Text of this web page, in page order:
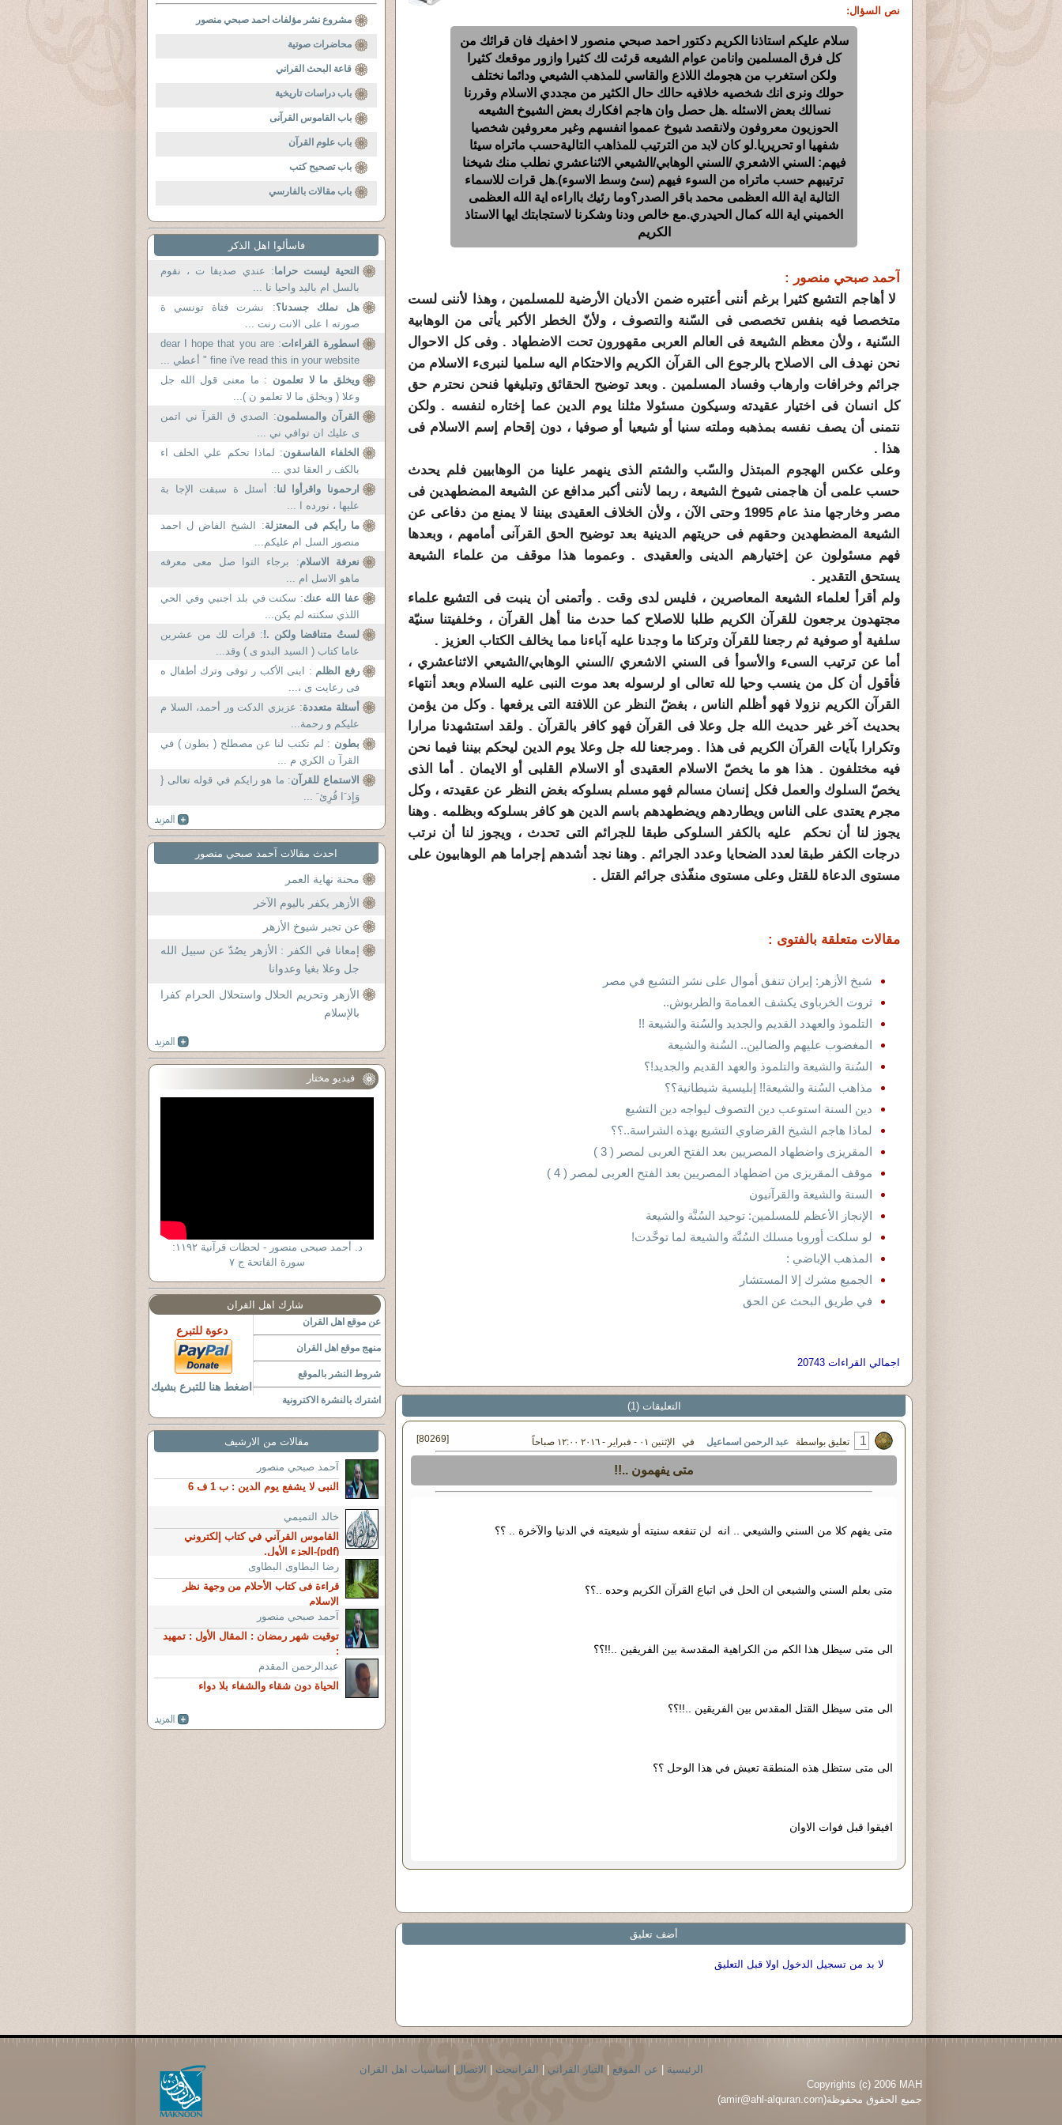
نص السؤال:
سلام عليكم استاذنا الكريم دكتور احمد صبحي منصور لا اخفيك فان قرائك من
كل فرق المسلمين وانامن عوام الشيعه قرئت لك كثيرا وازور موقعك كثيرا
ولكن استغرب من هجومك اللاذع والقاسي للمذهب الشيعي ودائما نختلف
حولك ونرى انك شخصيه خلافيه حالك حال الكثير من مجددي الاسلام وقررنا
نسالك بعض الاسئله .هل حصل وان هاجم افكارك بعض الشيوخ الشيعه
الحوزيون معروفون ولانقصد شيوخ عمموا انفسهم وغير معروفين شخصيا
شفهيا او تحريريا.لو كان لابد من الترتيب للمذاهب التاليةحسب ماتراه سيئا
فيهم: السني الاشعري /السني الوهابي/الشيعي الاثناعشري نطلب منك شيخنا
ترتيبهم حسب ماتراه من السوء فيهم (سئ وسط الاسوء).هل قرات للاسماء
التالية اية الله العظمى محمد باقر الصدر؟وما رئيك بااراءه اية الله العظمى
الخميني اية الله كمال الحيدري.مع خالص ودنا وشكرنا لاستجابتك ايها الاستاذ
الكريم
آحمد صبحي منصور :
لا أهاجم التشيع كثيرا برغم أننى أعتبره ضمن الأديان الأرضية للمسلمين ، وهذا لأننى لست
متخصصا فيه بنفس تخصصى فى السّنة والتصوف ، ولأنّ الخطر الأكبر يأتى من الوهابية
السّنية ، ولأن معظم الشيعة فى العالم العربى مقهورون تحت الاضطهاد . وفى كل الاحوال
نحن نهدف الى الاصلاح بالرجوع الى القرآن الكريم والاحتكام اليه سلميا لنبرىء الاسلام من
جرائم وخرافات وارهاب وفساد المسلمين . وبعد توضيح الحقائق وتبليغها فنحن نحترم حق
كل انسان فى اختيار عقيدته وسيكون مسئولا مثلنا يوم الدين عما إختاره لنفسه . ولكن
نتمنى أن يصف نفسه بمذهبه وملته سنيا أو شيعيا أو صوفيا ، دون إقحام إسم الاسلام فى
هذا .
وعلى عكس الهجوم المبتذل والسّب والشتم الذى ينهمر علينا من الوهابيين فلم يحدث
حسب علمى أن هاجمنى شيوخ الشيعة ، ربما لأننى أكبر مدافع عن الشيعة المضطهدين فى
مصر وخارجها منذ عام 1995 وحتى الآن ، ولأن الخلاف العقيدى بيننا لا يمنع من دفاعى عن
الشيعة المضطهدين وحقهم فى حريتهم الدينية بعد توضيح الحق القرآنى أمامهم ، وبعدها
فهم مسئولون عن إختيارهم الدينى والعقيدى . وعموما هذا موقف من علماء الشيعة
يستحق التقدير .
ولم أقرأ لعلماء الشيعة المعاصرين ، فليس لدى وقت . وأتمنى أن ينبت فى التشيع علماء
مجتهدون يرجعون للقرآن الكريم طلبا للاصلاح كما حدث منا أهل القرآن ، وخلفيتنا سنيّة
سلفية أو صوفية ثم رجعنا للقرآن وتركنا ما وجدنا عليه آباءنا مما يخالف الكتاب العزيز .
أما عن ترتيب السىء والأسوأ فى السني الاشعري /السني الوهابي/الشيعي الاثناعشري ،
فأقول أن كل من ينسب وحيا لله تعالى او لرسوله بعد موت النبى عليه السلام وبعد أنتهاء
القرآن الكريم نزولا فهو أظلم الناس ، بغضّ النظر عن اللافتة التى يرفعها . وكل من يؤمن
بحديث آخر غير حديث الله جل وعلا فى القرآن فهو كافر بالقرآن . ولقد استشهدنا مرارا
وتكرارا بآيات القرآن الكريم فى هذا . ومرجعنا لله جل وعلا يوم الدين ليحكم بيننا فيما نحن
فيه مختلفون . هذا هو ما يخصّ الاسلام العقيدى أو الاسلام القلبى أو الايمان . أما الذى
يخصّ السلوك والعمل فكل إنسان مسالم فهو مسلم بسلوكه بغض النظر عن عقيدته ، وكل
مجرم يعتدى على الناس ويطاردهم ويضطهدهم باسم الدين هو كافر بسلوكه وبظلمه . وهنا
يجوز لنا أن نحكم عليه بالكفر السلوكى طبقا للجرائم التى تحدث ، ويجوز لنا أن نرتب
درجات الكفر طبقا لعدد الضحايا وعدد الجرائم . وهنا نجد أشدهم إجراما هم الوهابيون على
مستوى الدعاة للقتل وعلى مستوى منفّذى جرائم القتل .
مقالات متعلقة بالفتوى :
شيخ الأزهر: إيران تنفق أموال على نشر التشيع في مصر
ثروت الخرباوى يكشف العمامة والطربوش..
التلموذ والعهدد القديم والجديد والسُنة والشيعة !!
المغضوب عليهم والضالين.. السُنة والشيعة
السُنة والشيعة والتلموذ والعهد القديم والجديد!؟
مذاهب السُنة والشيعة!! إبليسية شيطانية؟؟
دين السنة استوعب دين التصوف ليواجه دين التشيع
لماذا هاجم الشيخ القرضاوي التشيع بهذه الشراسة..؟؟
المقريزى واضطهاد المصريين بعد الفتح العربى لمصر ( 3 )
موقف المقريزى من اضطهاد المصريين بعد الفتح العربى لمصر ( 4 )
السنة والشيعة والقرآنيون
الإنجاز الأعظم للمسلمين: توحيد السُنَّة والشيعة
لو سلكت أوروبا مسلك السُنَّة والشيعة لما توحَّدت!
المذهب الإباضي :
الجميع مشرك إلا المستشار
في طريق البحث عن الحق
اجمالي القراءات 20743
التعليقات (1)
1 تعليق بواسطة عبد الرحمن اسماعيل في الإثنين ٠١ - فبراير - ٢٠١٦ ١٢:٠٠ صباحاً [80269]
متى يفهمون ..!!
متى يفهم كلا من السني والشيعي .. انه لن تنفعه سنيته أو شيعيته في الدنيا والآخرة .. ؟؟
متى بعلم السني والشيعي ان الحل في اتباع القرآن الكريم وحده ..؟؟
الى متى سيظل هذا الكم من الكراهية المقدسة بين الفريقين ..!!؟؟
الى متى سيظل القتل المقدس بين الفريقين ..!!؟؟
الى متى ستظل هذه المنطقة تعيش في هذا الوحل ؟؟
افيقوا قبل فوات الاوان
أضف تعليق
لا بد من تسجيل الدخول اولا قبل التعليق
مشروع نشر مؤلفات احمد صبحي منصور
محاضرات صوتية
قاعة البحث القراني
باب دراسات تاريخية
باب القاموس القرآنى
باب علوم القرآن
باب تصحيح كتب
باب مقالات بالفارسي
فاسألوا اهل الذكر
التحية ليست حراما: عندي صديقا ت ، نقوم
بالسل ام باليد واحيا نا ...
هل نملك جسدنا؟: نشرت فتاة تونسي ة
صورته ا على الانت رنت ...
اسطورة القراءات
: dear I hope that you are
fine i've read this in your website " أعطي ...
ويخلق ما لا تعلمون : ما معنى قول الله جل
وعلا ( ويخلق ما لا تعلمو ن )...
القرآن والمسلمون: الصدي ق القرآ ني اتمن
ى عليك ان توافي ني ...
الخلفاء الفاسقون: لماذا تحكم علي الخلف اء
بالكف ر العقا ئدي ...
ارحمونا واقرأوا لنا: أسئل ة سبقت الإجا بة
عليها ، نورده ا ...
ما رأيكم فى المعتزلة: الشيخ الفاض ل احمد
منصور السل ام عليكم...
نعرفة الاسلام: برجاء التوا صل معى معرفه
ماهو الاسل ام ...
عفا الله عنك: سكنت في بلد اجنبي وفي الحي
اللذي سكنته لم يكن...
لستُ متناقضا ولكن .!: قرأت لك من عشرين
عاما كتاب ( السيد البدو ى ) وقد...
رفع الظلم : ابنى الأكب ر توفى وترك أطفال ه
فى رعايت ى ،...
أسئلة متعددة: عزيزي الدكت ور أحمد، السلا م
عليكم و رحمة...
بطون : لم تكتب لنا عن مصطلح ( بطون ) في
القرآ ن الكري م ...
الاستماع للقرآن: ما هو رايكم في قوله تعالى {
وَإِذ َا قُرِئ َ ...
احدث مقالات آحمد صبحي منصور
محنة نهاية العمر
الأزهر يكفر باليوم الآخر
عن تجبر شيوخ الأزهر
إمعانا في الكفر : الأزهر يصُدّ عن سبيل الله
جل وعلا بغيا وعدوانا
الأزهر وتحريم الحلال واستحلال الحرام كفرا
بالإسلام
فيديو مختار
د. أحمد صبحى منصور - لحظات قرآنية ١١٩٢:
سورة الفاتحة ج ٧
شارك اهل القران
عن موقع اهل القران
منهج موقع اهل القران
شروط النشر بالموقع
اشترك بالنشرة الاكترونية
دعوة للتبرع
اضغط هنا للتبرع بشيك
مقالات من الارشيف
آحمد صبحي منصور
النبى لا يشفع يوم الدين : ب 1 ف 6
خالد التميمي
القاموس القرآني في كتاب إلكتروني
(pdf)-الجزء الأول.
رضا البطاوى البطاوى
قراءة فى كتاب الأحلام من وجهة نظر
الإسلام
آحمد صبحي منصور
توقيت شهر رمضان : المقال الأول : تمهيد
:
عبدالرحمن المقدم
الحياة دون شقاء والشفاء بلا دواء
الرئيسية عن الموقع التيار القراني القرانبحث الاتصال
اساسيات اهل القران
Copyrights (c) 2006 MAH
جميع الحقوق محفوظة(amir@ahl-alquran.com)